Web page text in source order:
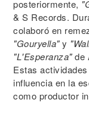
posteriormente,
& S Records.
colaboró en
"Gouryella"y
"L'Esperanza"de
Estas
influencia en la
como productor